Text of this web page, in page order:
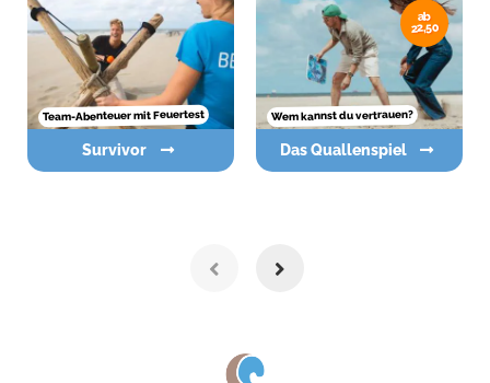
Team-Abenteuer mit Feuertest
Survivor
ab
22,50
Wem kannst du vertrauen?
Das Quallenspiel